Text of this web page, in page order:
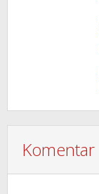
Komentar